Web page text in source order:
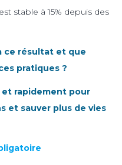
stable à 15% depuis des
ce résultat et que
pratiques ?
rapidement pour
et sauver plus de vies